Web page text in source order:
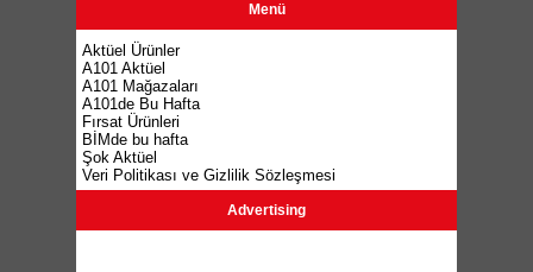
Menü
Aktüel Ürünler
A101 Aktüel
A101 Mağazaları
A101de Bu Hafta
Fırsat Ürünleri
BİMde bu hafta
Şok Aktüel
Veri Politikası ve Gizlilik Sözleşmesi
Advertising